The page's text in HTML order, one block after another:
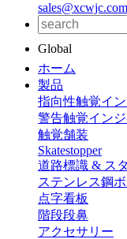
sales@xcwjc.com
Global
ホーム
製品
指向性触覚イ
警告触覚イン
触覚舗装
Skatestopper
道路標識 & ス
ステンレス鋼
点字看板
階段段鼻
アクセサリー